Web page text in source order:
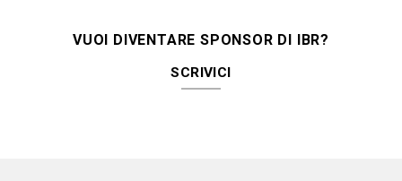
VUOI DIVENTARE SPONSOR DI IBR?
SCRIVICI